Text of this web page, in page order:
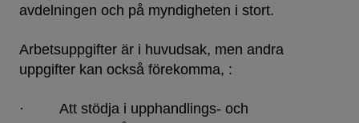
avdelningen och på myndigheten i stort.
Arbetsuppgifter är i huvudsak, men andra
uppgifter kan också förekomma, :
· Att stödja i upphandlings- och